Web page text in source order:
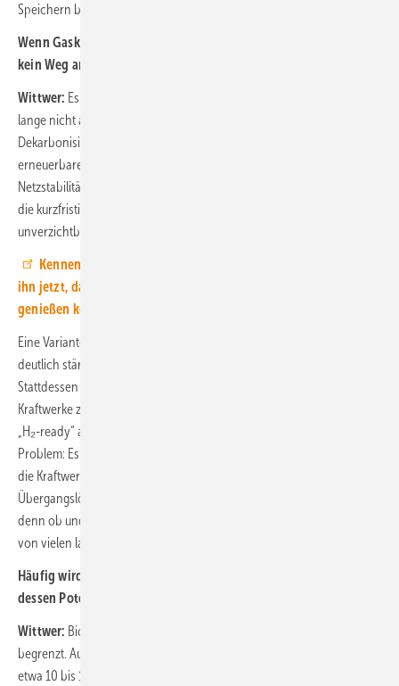
Speichern behindert.
Wenn Gaskraftwerke als Backup gebraucht werden, führt also
kein Weg an ihnen vorbei?
Wittwer: Es ist vor allem eine Frage der Reihenfolge. Wir sind noch
lange nicht am Ende der Energiewende, und der wichtigste Hebel für
Dekarbonisierung ist weiterhin der konsequente Ausbau der
erneuerbaren Energien. Alles muss darauf ausgerichtet sein, dass die
Netzstabilität nicht zum Hemmnis für Wind- und Solarenergie wird. Für
die kurzfristige Flexibilität im Tagesverlauf sind Batteriespeicher dabei
unverzichtbar.
Kennen Sie schon unseren Youtube-Kanal? Abonnieren Sie
ihn jetzt, damit Sie immer die neuesten Podcasts und Videos
genießen können.
Eine Variante mit weniger Wettbewerbsverzerrung wäre gewesen,
deutlich stärkere Signale in Richtung Wasserstoff zu setzen.
Stattdessen hat man sich bewusst für den Weg entschieden, neue
Kraftwerke zunächst mit fossilem Gas zu betreiben und sie lediglich als
„H₂-ready“ auszuweisen. Damit landet man im klassischen Henne-Ei-
Problem: Es gibt noch nicht genug grünen Wasserstoff, also können
die Kraftwerke auch nicht damit betrieben werden. Diese
Übergangslösung mag pragmatisch erscheinen, birgt aber Risiken –
denn ob und wie schnell die Umstellung auf Wasserstoff gelingt, hängt
von vielen langfristigen Rahmenbedingungen ab.
Häufig wird auch auf Biogas als Lösung verwiesen. Wie groß ist
dessen Potenzial?
Wittwer: Biogas kann einen Beitrag leisten, aber das Potenzial ist
begrenzt. Aus den Szenarien wissen wir, dass Biomasse langfristig
etwa 10 bis 15 Prozent des Energiebedarfs decken kann. Das ist